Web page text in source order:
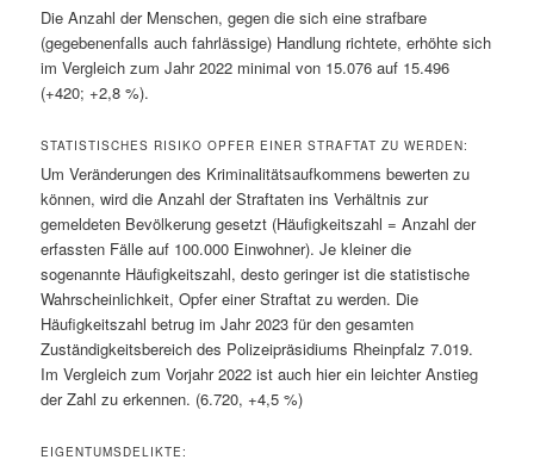
Die Anzahl der Menschen, gegen die sich eine strafbare
(gegebenenfalls auch fahrlässige) Handlung richtete, erhöhte sich
im Vergleich zum Jahr 2022 minimal von 15.076 auf 15.496
(+420; +2,8 %).
STATISTISCHES RISIKO OPFER EINER STRAFTAT ZU WERDEN:
Um Veränderungen des Kriminalitätsaufkommens bewerten zu
können, wird die Anzahl der Straftaten ins Verhältnis zur
gemeldeten Bevölkerung gesetzt (Häufigkeitszahl = Anzahl der
erfassten Fälle auf 100.000 Einwohner). Je kleiner die
sogenannte Häufigkeitszahl, desto geringer ist die statistische
Wahrscheinlichkeit, Opfer einer Straftat zu werden. Die
Häufigkeitszahl betrug im Jahr 2023 für den gesamten
Zuständigkeitsbereich des Polizeipräsidiums Rheinpfalz 7.019.
Im Vergleich zum Vorjahr 2022 ist auch hier ein leichter Anstieg
der Zahl zu erkennen. (6.720, +4,5 %)
EIGENTUMSDELIKTE: